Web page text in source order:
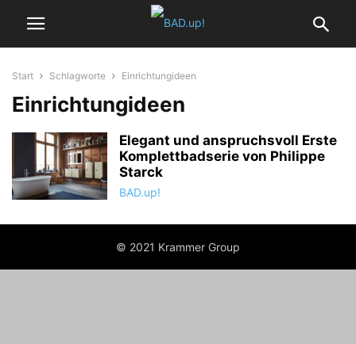
Start Schlagworte Einrichtungideen
Einrichtungideen
Elegant und anspruchsvoll Erste
Komplettbadserie von Philippe
Starck
BAD.up!
© 2021 Krammer Group